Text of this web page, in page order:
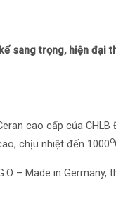
sang trọng, hiện
cao cấp của
chịu nhiệt đến 1000o
– Made in